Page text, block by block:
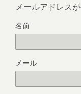
メールアドレス
名前
メール